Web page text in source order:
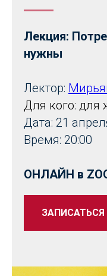
Лекция:
нужны
Лектор:
Для кого: для
Дата: 21
Время: 20:00
ОНЛАЙН в
ЗАПИСАТЬСЯ